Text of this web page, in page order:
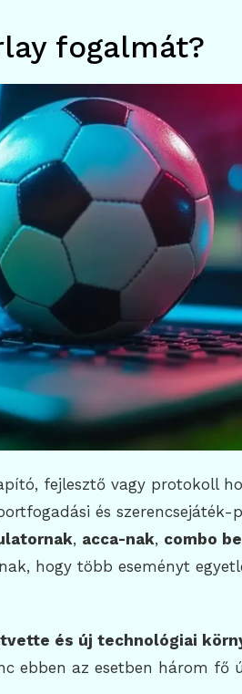
fogalmát?
fejlesztő vagy protokoll
és szerencsejáték-
, acca-nak, combo
hogy több eseményt
és új technológiai
ebben az esetben három fő